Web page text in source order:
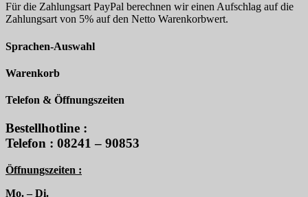
Für die Zahlungsart PayPal berechnen wir einen Aufschlag auf die
Zahlungsart von 5% auf den Netto Warenkorbwert.
Sprachen-Auswahl
Warenkorb
Telefon & Öffnungszeiten
Bestellhotline :
Telefon : 08241 – 90853
Öffnungszeiten :
Mo. – Di.